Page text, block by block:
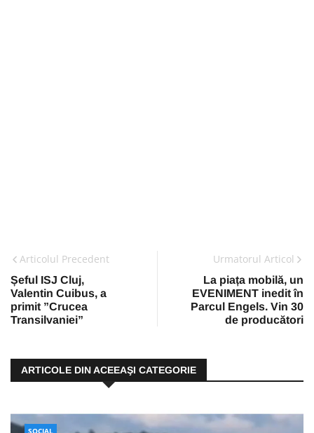
Articolul Precedent
Șeful ISJ Cluj,
Valentin Cuibus, a
primit ”Crucea
Transilvaniei”
Urmatorul Articol
La piața mobilă, un
EVENIMENT inedit în
Parcul Engels. Vin 30
de producători
ARTICOLE DIN ACEEAŞI CATEGORIE
SOCIAL